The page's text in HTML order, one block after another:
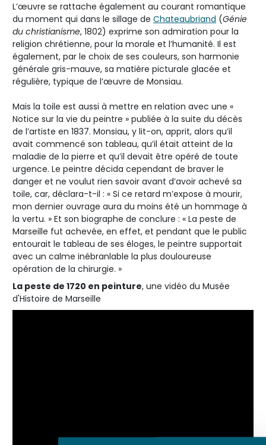
L’œuvre se rattache également au courant romantique
du moment qui dans le sillage de Chateaubriand (Génie
du christianisme, 1802) exprime son admiration pour la
religion chrétienne, pour la morale et l’humanité. Il est
également, par le choix de ses couleurs, son harmonie
générale gris-mauve, sa matière picturale glacée et
régulière, typique de l’œuvre de Monsiau.
Mais la toile est aussi à mettre en relation avec une «
Notice sur la vie du peintre » publiée à la suite du décès
de l’artiste en 1837. Monsiau, y lit-on, apprit, alors qu’il
avait commencé son tableau, qu’il était atteint de la
maladie de la pierre et qu’il devait être opéré de toute
urgence. Le peintre décida cependant de braver le
danger et ne voulut rien savoir avant d’avoir achevé sa
toile, car, déclara-t-il : « Si ce retard m’expose à mourir,
mon dernier ouvrage aura du moins été un hommage à
la vertu. » Et son biographe de conclure : « La peste de
Marseille fut achevée, en effet, et pendant que le public
entourait le tableau de ses éloges, le peintre supportait
avec un calme inébranlable la plus douloureuse
opération de la chirurgie. »
La peste de 1720 en peinture, une vidéo du Musée
d'Histoire de Marseille